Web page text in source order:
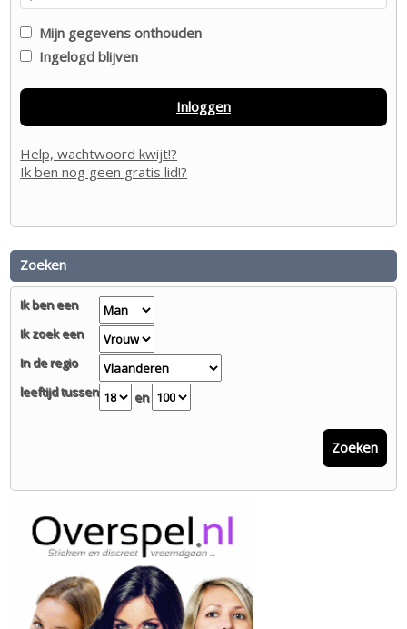
Mijn gegevens onthouden
Ingelogd blijven
Inloggen
Help, wachtwoord kwijt!?
Ik ben nog geen gratis lid!?
Zoeken
Ik ben een
Ik zoek een
In de regio
leeftijd tussen
en
Zoeken